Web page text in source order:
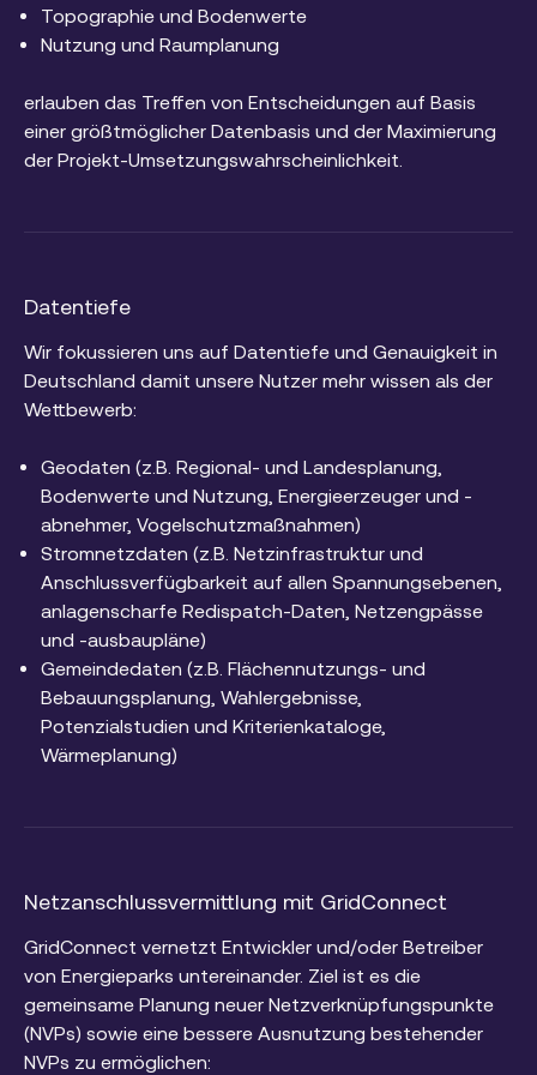
Topographie und Bodenwerte
Nutzung und Raumplanung
erlauben das Treffen von Entscheidungen auf Basis
einer größtmöglicher Datenbasis und der Maximierung
der Projekt-Umsetzungswahrscheinlichkeit.
Datentiefe
Wir fokussieren uns auf Datentiefe und Genauigkeit in
Deutschland damit unsere Nutzer mehr wissen als der
Wettbewerb:
Geodaten (z.B. Regional- und Landesplanung,
Bodenwerte und Nutzung, Energieerzeuger und -
abnehmer, Vogelschutzmaßnahmen)
Stromnetzdaten (z.B. Netzinfrastruktur und
Anschlussverfügbarkeit auf allen Spannungsebenen,
anlagenscharfe Redispatch-Daten, Netzengpässe
und -ausbaupläne)
Gemeindedaten (z.B. Flächennutzungs- und
Bebauungsplanung, Wahlergebnisse,
Potenzialstudien und Kriterienkataloge,
Wärmeplanung)
Netzanschlussvermittlung mit GridConnect
GridConnect vernetzt Entwickler und/oder Betreiber
von Energieparks untereinander. Ziel ist es die
gemeinsame Planung neuer Netzverknüpfungspunkte
(NVPs) sowie eine bessere Ausnutzung bestehender
NVPs zu ermöglichen: